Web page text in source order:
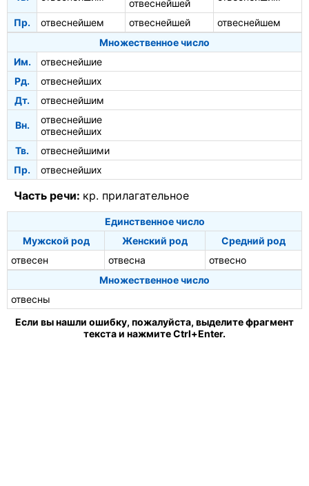
отвеснейшей
Пр. отвеснейшем отвеснейшей
отвеснейшем
Множественное число
Им.
отвеснейшие
Рд.
отвеснейших
Дт.
отвеснейшим
Вн.
отвеснейшие
отвеснейших
Тв.
отвеснейшими
Пр.
отвеснейших
Часть речи: кр. прилагательное
Единственное число
Мужской род
Женский род
Средний род
отвесен
отвесна
отвесно
Множественное число
отвесны
Если вы нашли ошибку, пожалуйста, выделите фрагмент
текста и нажмите Ctrl+Enter.